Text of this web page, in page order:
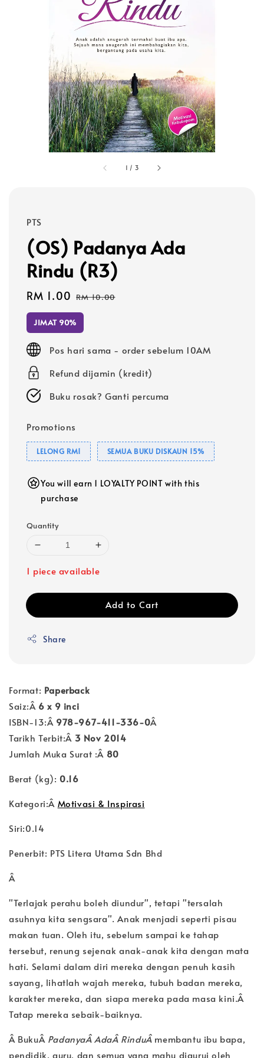
1 / 3
PTS
(OS) Padanya Ada
Rindu (R3)
Sale
price
RM 1.00 Regular
price
RM 10.00
JIMAT 90%
Pos hari sama - order sebelum 10AM
Refund dijamin (kredit)
Buku rosak? Ganti percuma
Promotions
LELONG RM1 SEMUA BUKU DISKAUN 15%
You will earn 1 LOYALTY POINT with this
purchase
Quantity
1 piece available
Add to Cart
Share
Format: Paperback
Saiz:Â 6 x 9 inci
ISBN-13:Â 978-967-411-336-0Â
Tarikh Terbit:Â 3 Nov 2014
Jumlah Muka Surat :Â 80
Berat (kg):0.16
Kategori:Â Motivasi & Inspirasi
Siri:0.14
Penerbit: PTS Litera Utama Sdn Bhd
Â
"Terlajak perahu boleh diundur", tetapi "tersalah
asuhnya kita sengsara". Anak menjadi seperti pisau
makan tuan. Oleh itu, sebelum sampai ke tahap
tersebut, renung sejenak anak-anak kita dengan mata
hati. Selami dalam diri mereka dengan penuh kasih
sayang, lihatlah wajah mereka, tubuh badan mereka,
karakter mereka, dan siapa mereka pada masa kini.Â
Tatap mereka sebaik-baiknya.
Â BukuÂ PadanyaÂAdaÂ RinduÂ membantu ibu bapa,
pendidik, guru, dan semua yang mahu digurui oleh